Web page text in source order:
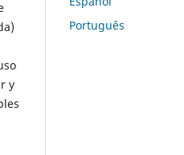
y
Português